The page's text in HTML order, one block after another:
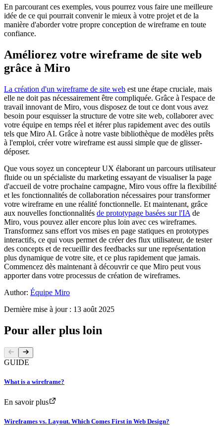
En parcourant ces exemples, vous pourrez vous faire une meilleure
idée de ce qui pourrait convenir le mieux à votre projet et de la
manière d'aborder votre propre conception de wireframe en toute
confiance.
Améliorez votre wireframe de site web
grâce à Miro
La création d'un wireframe de site web est une étape cruciale, mais
elle ne doit pas nécessairement être compliquée. Grâce à l'espace de
travail innovant de Miro, vous disposez de tout ce dont vous avez
besoin pour esquisser la structure de votre site web, collaborer avec
votre équipe en temps réel et itérer plus rapidement avec des outils
tels que Miro AI. Grâce à notre vaste bibliothèque de modèles prêts
à l'emploi, créer votre wireframe est aussi simple que de glisser-
déposer.
Que vous soyez un concepteur UX élaborant un parcours utilisateur
fluide ou un spécialiste du marketing essayant de visualiser la page
d'accueil de votre prochaine campagne, Miro vous offre la flexibilité
et les fonctionnalités de collaboration nécessaires pour transformer
votre wireframe en une réalité fonctionnelle. Et maintenant, grâce
aux nouvelles fonctionnalités de prototypage basées sur l'IA de
Miro, vous pouvez aller encore plus loin avec ces wireframes.
Transformez sans effort vos mises en page statiques en prototypes
interactifs, ce qui vous permet de créer des flux utilisateur, de tester
des concepts et de recueillir des feedbacks sur une représentation
plus dynamique de votre site, et ce plus rapidement que jamais.
Commencez dès maintenant à découvrir ce que Miro peut vous
apporter dans votre processus de création de wireframes.
Author: Équipe Miro
Dernière mise à jour : 13 août 2025
Pour aller plus loin
GUIDE
What is a wireframe?
En savoir plus
Wireframes vs. Layout. Which Comes First in Web Design?